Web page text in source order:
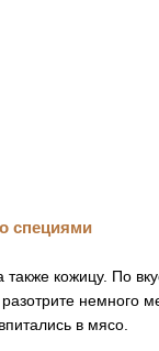
кожицу. По
немного
в мясо.